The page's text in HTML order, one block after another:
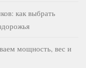
как выбрать
мощность, вес и